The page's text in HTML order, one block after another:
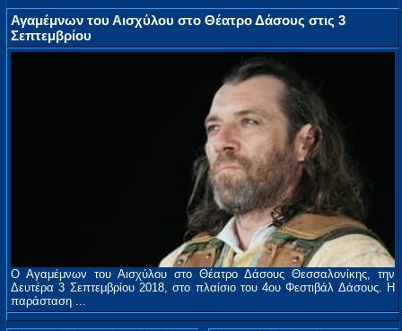
Αγαμέμνων του Αισχύλου στο Θέατρο Δάσους στις 3
Σεπτεμβρίου
Ο Αγαμέμνων του Αισχύλου στο Θέατρο Δάσους Θεσσαλονίκης, την
Δευτέρα 3 Σεπτεμβρίου 2018, στο πλαίσιο του 4ου Φεστιβάλ Δάσους. Η
παράσταση ...